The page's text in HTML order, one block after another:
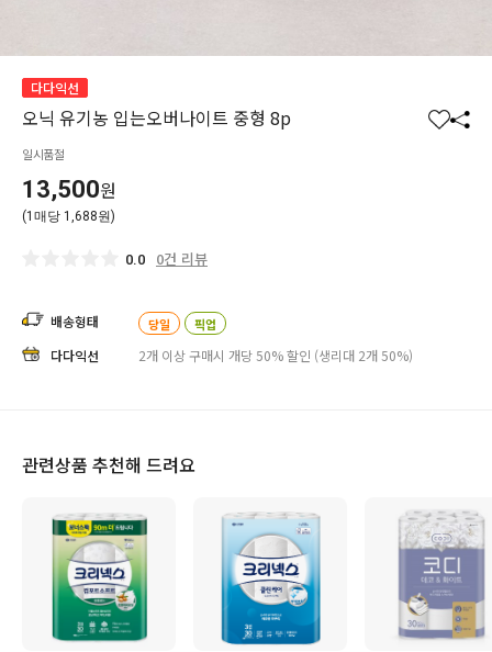
다다익선
오닉 유기농 입는오버나이트 중형 8p
찜 공
일시품절
13,500원
(1매당 1,688원)
0.0 0건 리뷰
배송형태 당일 픽업
다다익선 2개 이상 구매시 개당 50% 할인 (생리대 2개 50%)
관련상품 추천해 드려요